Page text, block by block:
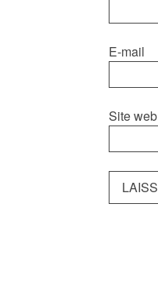
E-mail
Site web